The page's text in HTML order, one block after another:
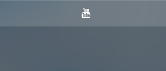
content
Youtube
Gazette